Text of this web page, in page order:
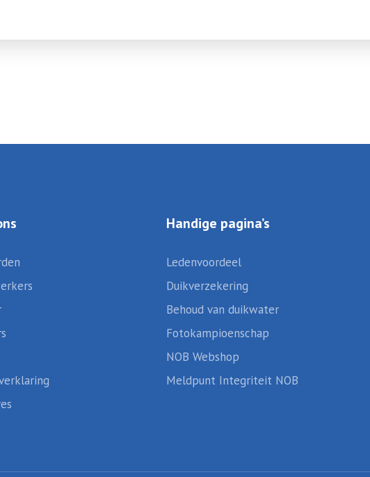
Handige pagina’s
Ledenvoordeel
Duikverzekering
Behoud van duikwater
Fotokampioenschap
NOB Webshop
Meldpunt Integriteit NOB